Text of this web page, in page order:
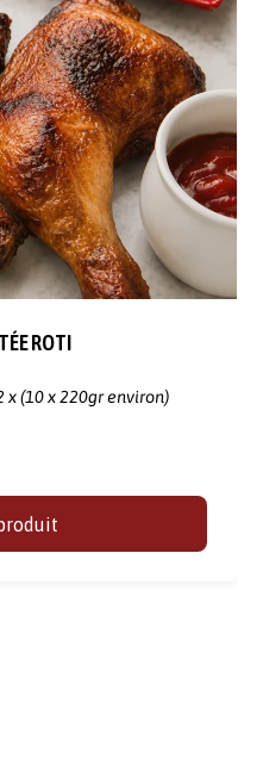
ROTI
x (10 x 220gr environ)